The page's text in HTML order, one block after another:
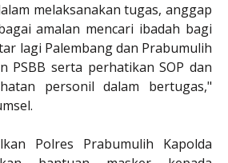
melaksanakan tugas, anggap
amalan mencari ibadah bagi
lagi Palembang dan Prabumulih
PSBB serta perhatikan SOP dan
personil dalam bertugas,"
Polres Prabumulih Kapolda